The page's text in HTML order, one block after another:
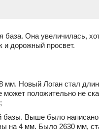
Она увеличилась,
и дорожный просвет.
мм. Новый Логан стал
может положительно не
базы. Выше было
на 4 мм. Было 2630 мм,